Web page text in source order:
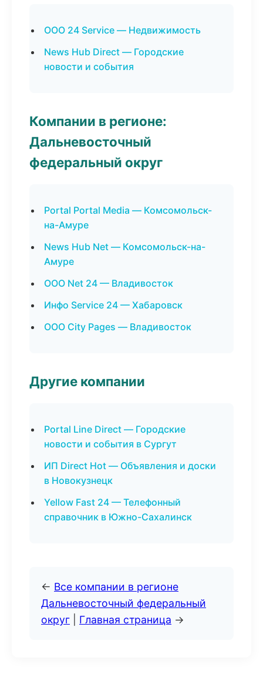
ООО 24 Service — Недвижимость
News Hub Direct — Городские
новости и события
Компании в регионе:
Дальневосточный
федеральный округ
Portal Portal Media — Комсомольск-
на-Амуре
News Hub Net — Комсомольск-на-
Амуре
ООО Net 24 — Владивосток
Инфо Service 24 — Хабаровск
ООО City Pages — Владивосток
Другие компании
Portal Line Direct — Городские
новости и события в Сургут
ИП Direct Hot — Объявления и доски
в Новокузнецк
Yellow Fast 24 — Телефонный
справочник в Южно-Сахалинск
← Все компании в регионе
Дальневосточный федеральный
округ
Главная страница →